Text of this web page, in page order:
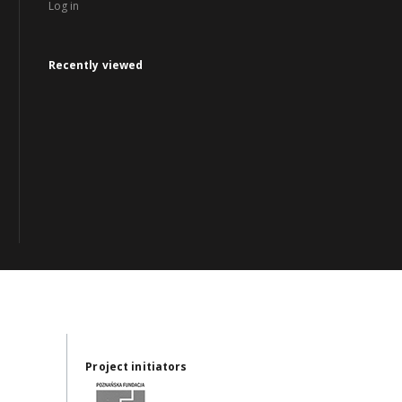
Log in
Recently viewed
Project initiators